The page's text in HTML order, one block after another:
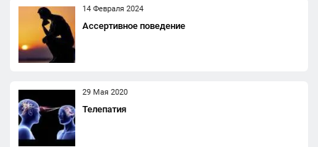
14 Февраля 2024
Ассертивное поведение
29 Мая 2020
Телепатия